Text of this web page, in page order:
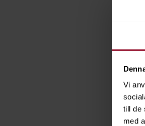
Vi
till de
med